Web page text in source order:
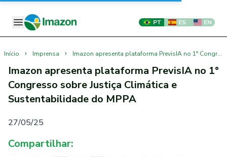
PT ES EN
Início › Imprensa › Imazon apresenta plataforma PrevisIA no 1° Congresso sobre Justiça Climática e Sustentabilidade do MPPA
Imazon apresenta plataforma PrevisIA no 1°
Congresso sobre Justiça Climática e
Sustentabilidade do MPPA
27/05/25
Compartilhar: